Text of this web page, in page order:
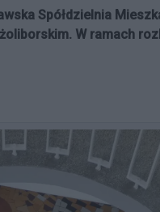
Spółdzielnia
W ramach